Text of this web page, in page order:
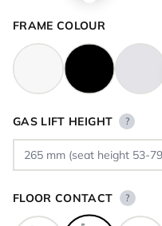
FRAME COLOUR
GAS LIFT HEIGHT ?
FLOOR CONTACT ?